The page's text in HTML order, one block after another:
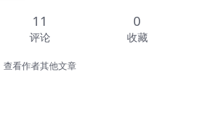
11
评论
0
收藏
查看作者其他文章